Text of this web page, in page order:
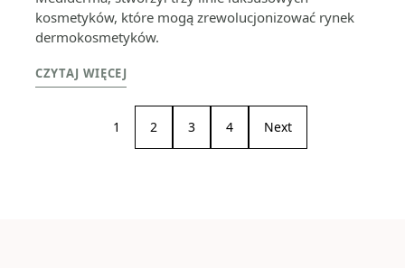
kosmetyków, które mogą zrewolucjonizować rynek
dermokosmetyków.
CZYTAJ WIĘCEJ
1 2 3 4 Next